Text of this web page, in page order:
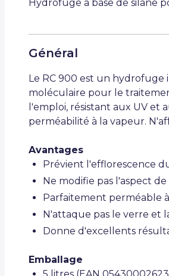
Hydrofuge à base de silane
Général
Le RC 900 est un hydrofuge
moléculaire pour le
l'emploi, résistant aux UV et
perméabilité à la vapeur.
Avantages
Prévient l'efflorescence
Ne modifie pas l'aspect
Parfaitement perméable
N'attaque pas le verre et
Donne d'excellents
Emballage